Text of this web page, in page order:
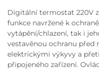
Digitální termostat 220V
funkce navržené k
vytápění/chlazení, tak i
vestavěnou ochranu před
elektrickými výkyvy a
připojeného zařízení.